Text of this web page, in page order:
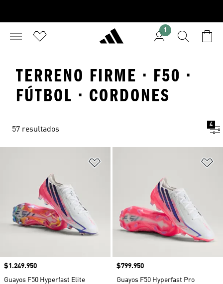
1
TERRENO FIRME · F50 ·
FÚTBOL · CORDONES
57 resultados
4
Precio
$1.249.950
Guayos F50 Hyperfast Elite
Precio
$799.950
Guayos F50 Hyperfast Pro